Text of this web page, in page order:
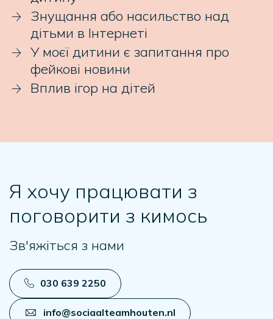
Знущання або насильство над
дітьми в Інтернеті
У моєї дитини є запитання про
фейкові новини
Вплив ігор на дітей
Я хочу працювати з
поговорити з кимось
Зв'яжіться з нами
030 639 2250
info@sociaalteamhouten.nl